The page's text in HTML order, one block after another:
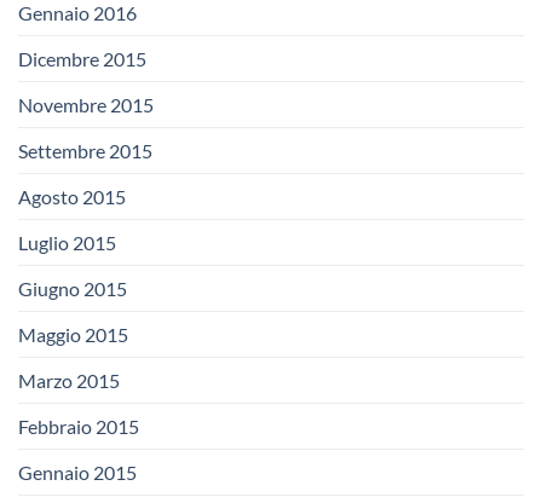
Gennaio 2016
Dicembre 2015
Novembre 2015
Settembre 2015
Agosto 2015
Luglio 2015
Giugno 2015
Maggio 2015
Marzo 2015
Febbraio 2015
Gennaio 2015